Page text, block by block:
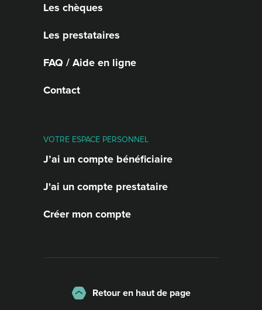
Les chèques
Les prestataires
FAQ / Aide en ligne
Contact
VOTRE ESPACE PERSONNEL
J’ai un compte bénéficiaire
J'ai un compte prestataire
Créer mon compte
Retour en haut de page